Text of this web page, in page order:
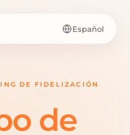
Español
DE FIDELIZACIÓN
de